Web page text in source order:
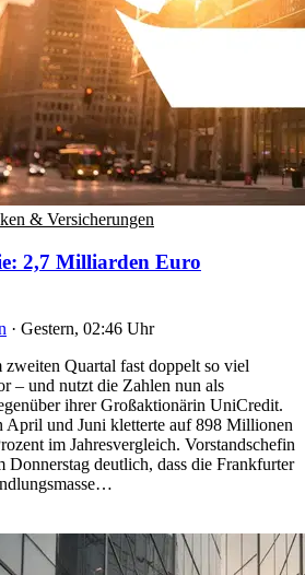
& Versicherungen
2,7 Milliarden Euro
· Gestern, 02:46 Uhr
Quartal fast doppelt so viel
– und nutzt die Zahlen nun als
ihrer Großaktionärin UniCredit.
April und Juni kletterte auf 898 Millionen
im Jahresvergleich. Vorstandschefin
Donnerstag deutlich, dass die Frankfurter